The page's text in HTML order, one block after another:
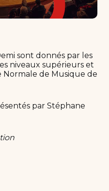
sont donnés par les
niveaux supérieurs et
Normale de Musique de
par Stéphane